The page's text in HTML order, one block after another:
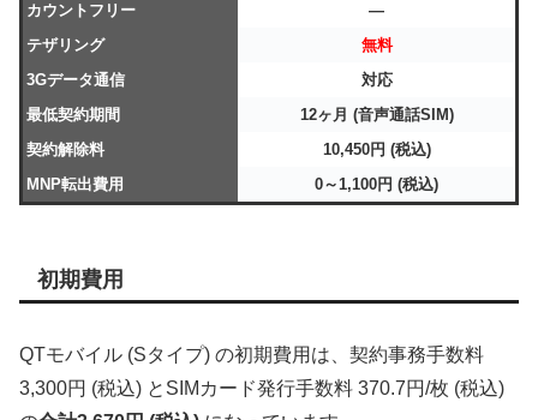
カウントフリー
―
テザリング
無料
3Gデータ通信
対応
最低契約期間
12ヶ月 (音声通話SIM)
契約解除料
10,450円 (税込)
MNP転出費用
0～1,100円 (税込)
初期費用
QTモバイル (Sタイプ) の初期費用は、契約事務手数料
3,300円 (税込) とSIMカード発行手数料 370.7円/枚 (税込)